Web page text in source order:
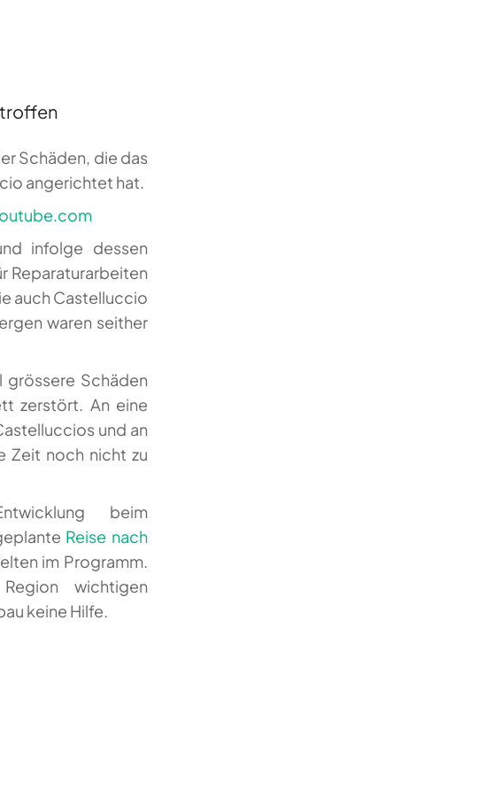
Schäden, die das
angerichtet hat.
infolge dessen
Reparaturarbeiten
auch Castelluccio
waren seither
Schäden
zerstört. An eine
und an
Zeit noch nicht zu
beim
Reise nach
im Programm.
wichtigen
keine Hilfe.